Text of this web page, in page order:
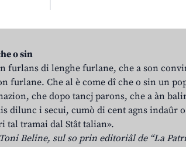
o sin
furlans di lenghe furlane, che a son
furlane. Che al è come dî che o sin un
che dopo tancj parons, che a àn
dilunc i secui, cumò di cent agns indaûr
tal tramai dal Stât talian».
Beline, sul so prin editoriâl de “La